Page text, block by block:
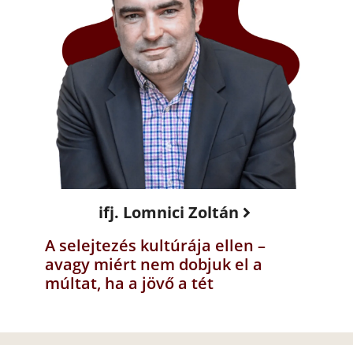
ifj. Lomnici Zoltán
A selejtezés kultúrája ellen –
avagy miért nem dobjuk el a
múltat, ha a jövő a tét